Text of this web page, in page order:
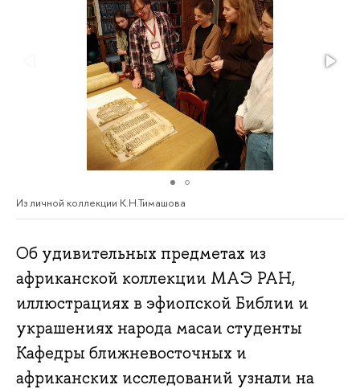
Из личной коллекции К.Н.Тимашова
Об удивительных предметах из
африканской коллекции МАЭ РАН,
иллюстрациях в эфиопской Библии и
украшениях народа масаи студенты
Кафедры ближневосточных и
африканских исследований узнали на